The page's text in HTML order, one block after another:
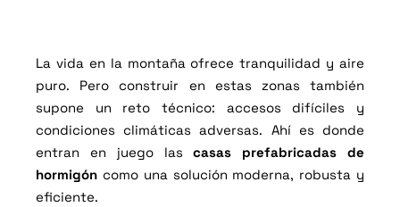
La vida en la montaña ofrece tranquilidad y aire
puro. Pero construir en estas zonas también
supone un reto técnico: accesos difíciles y
condiciones climáticas adversas. Ahí es donde
entran en juego lascasas prefabricadas de
hormigón como una solución moderna, robusta y
eficiente.